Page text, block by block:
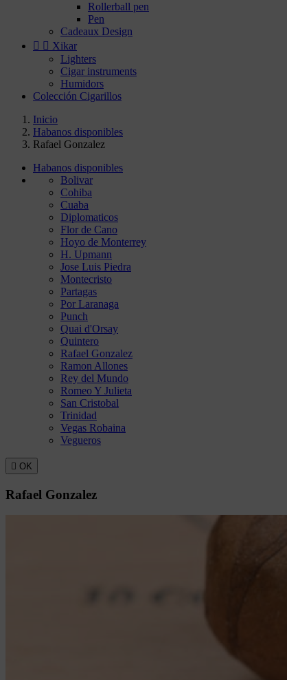
Rollerball pen
Pen
Cadeaux Design
  Xikar
Lighters
Cigar instruments
Humidors
Colección Cigarillos
Inicio
Habanos disponibles
Rafael Gonzalez
Habanos disponibles
Bolivar
Cohiba
Cuaba
Diplomaticos
Flor de Cano
Hoyo de Monterrey
H. Upmann
Jose Luis Piedra
Montecristo
Partagas
Por Laranaga
Punch
Quai d'Orsay
Quintero
Rafael Gonzalez
Ramon Allones
Rey del Mundo
Romeo Y Julieta
San Cristobal
Trinidad
Vegas Robaina
Vegueros
 OK
Rafael Gonzalez